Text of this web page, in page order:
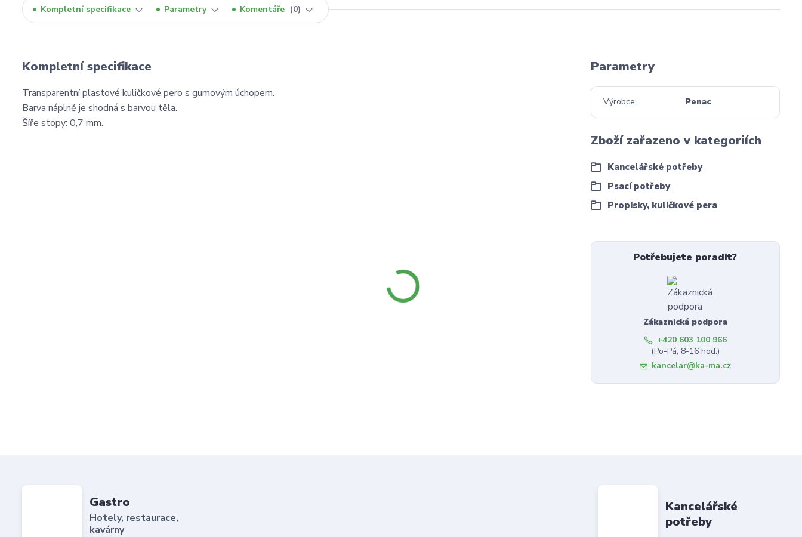
Kompletní specifikace Parametry Komentáře 0
Kompletní specifikace
Transparentní plastové kuličkové pero s gumovým úchopem.
Barva náplně je shodná s barvou těla.
Šíře stopy: 0,7 mm.
Parametry
Výrobce Penac
Zboží zařazeno v kategoriích
Kancelářské potřeby
Psací potřeby
Propisky, kuličkové pera
Potřebujete poradit?
Zákaznická podpora
+420 603 100 966
(Po-Pá, 8-16 hod.)
kancelar@ka-ma.cz
Gastro
Hotely, restaurace,
kavárny
Kancelářské
potřeby